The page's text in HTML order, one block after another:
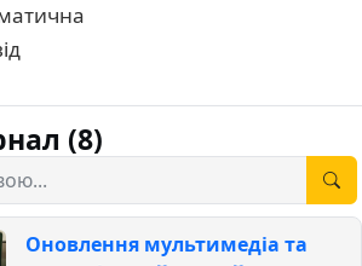
(8)
Оновлення мультимедіа та